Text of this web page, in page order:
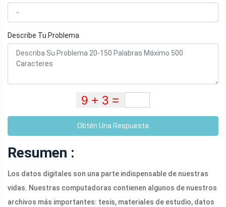
Describe Tu Problema
Obtén Una Respuesta
Resumen :
Los datos digitales son una parte indispensable de nuestras
vidas. Nuestras computadoras contienen algunos de nuestros
archivos más importantes: tesis, materiales de estudio, datos